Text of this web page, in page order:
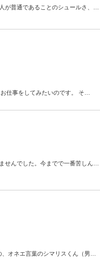
普通であることのシュールさ、 …
仕事をしてみたいのです。 そ…
せんでした。今までで一番苦しん…
オネエ言葉のシマリスくん（男…